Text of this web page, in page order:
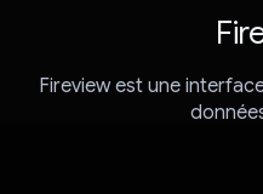
Fireview est une